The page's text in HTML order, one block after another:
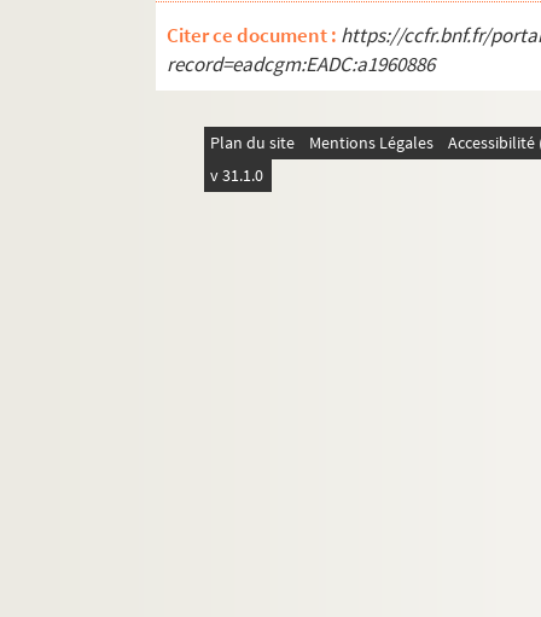
Citer ce document : https://ccfr.bnf.fr/
record=eadcgm:EADC:a1960886
Plan du site Mentions Légales
v 31.1.0